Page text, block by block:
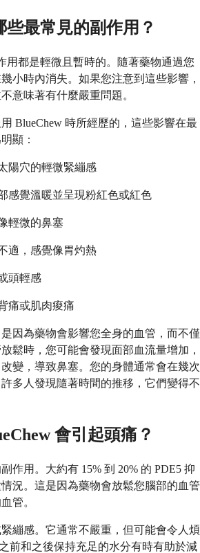
最常見的副作用？
用都是輕微且暫時的。隨著藥物通過您
小時內消失。如果您注意到這些影響，
意味著有什麼嚴重問題。
BlueChew 時所經歷的，這些影響在最
顯：
陽穴的輕微緊繃感
感覺溫暖並呈現粉紅色或紅色
輕微的鼻塞
適，感覺像胃灼熱
頭輕感
痛或肌肉痠痛
因為藥物會影響您全身的血管，而不僅
鬆時，您可能會發現面部血流量增加，
變，導致鼻塞。您的身體通常會在幾次
多人發現隨著時間的推移，它們變得不
會引起頭痛？
作用。大約有 15% 到 20% 的 PDE5 抑
況。這是因為藥物會放鬆您腦部的血管
管。
繃感。它通常不嚴重，但可能會令人煩
前和之後保持充足的水分有時有助於減